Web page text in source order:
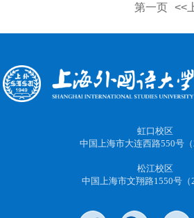
第一页 <<
虹口校区
中国上海市大连西路550号（
松江校区
中国上海市文翔路1550号（